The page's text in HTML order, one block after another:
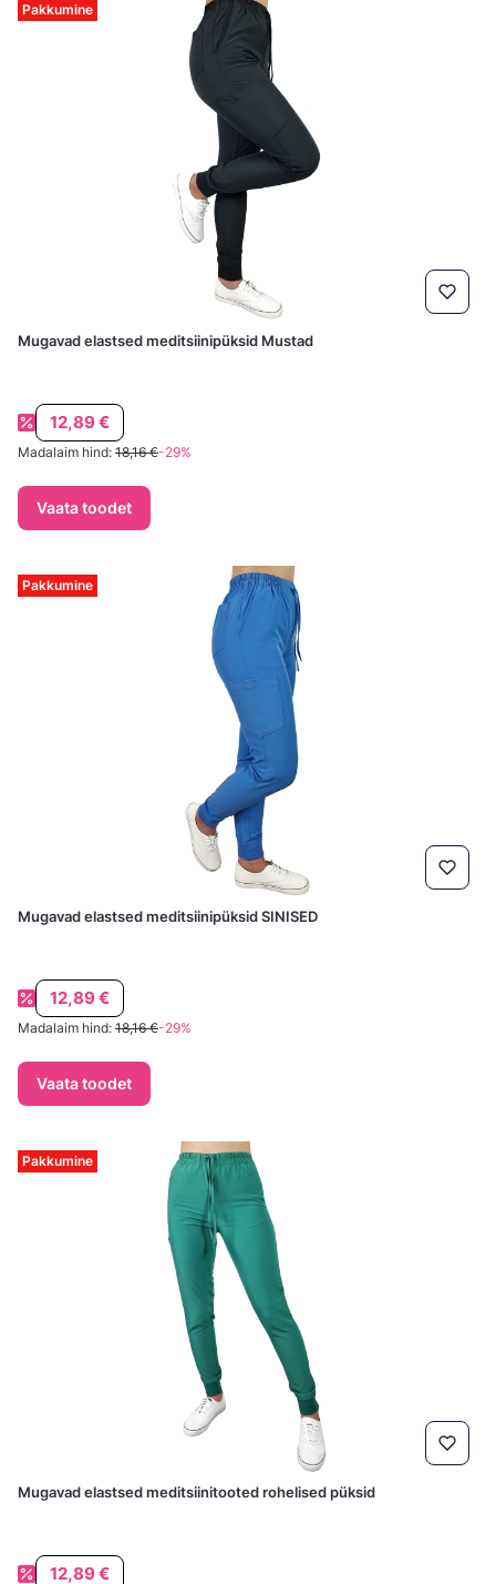
Pakkumine
Mugavad elastsed meditsiinipüksid Mustad
Soodushind
12,89 €
Madalaim hind: 18,16 €-29%
Vaata toodet
Pakkumine
Mugavad elastsed meditsiinipüksid SINISED
Soodushind
12,89 €
Madalaim hind: 18,16 €-29%
Vaata toodet
Pakkumine
Mugavad elastsed meditsiinitooted rohelised püksid
Soodushind
12,89 €